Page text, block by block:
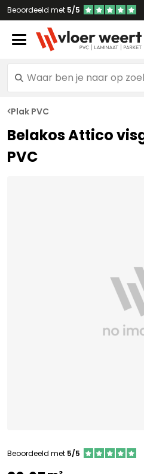
Beoordeeld met 5/5
Plak PVC
Belakos Attico
PVC
Beoordeeld met 5/5